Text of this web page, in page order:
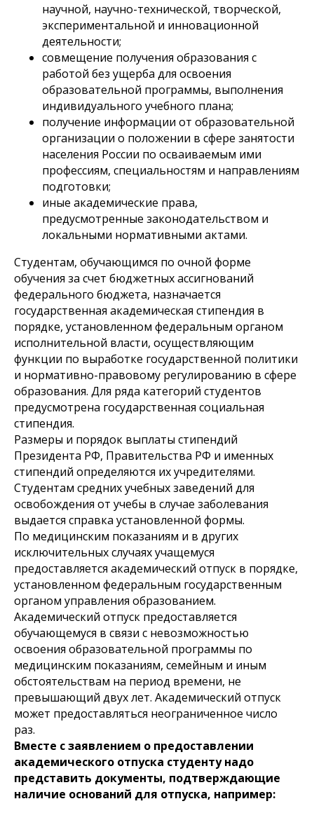
научной, научно-технической, творческой,
экспериментальной и инновационной
деятельности;
совмещение получения образования с
работой без ущерба для освоения
образовательной программы, выполнения
индивидуального учебного плана;
получение информации от образовательной
организации о положении в сфере занятости
населения России по осваиваемым ими
профессиям, специальностям и направлениям
подготовки;
иные академические права,
предусмотренные законодательством и
локальными нормативными актами.
Студентам, обучающимся по очной форме
обучения за счет бюджетных ассигнований
федерального бюджета, назначается
государственная академическая стипендия в
порядке, установленном федеральным органом
исполнительной власти, осуществляющим
функции по выработке государственной политики
и нормативно-правовому регулированию в сфере
образования. Для ряда категорий студентов
предусмотрена государственная социальная
стипендия.
Размеры и порядок выплаты стипендий
Президента РФ, Правительства РФ и именных
стипендий определяются их учредителями.
Студентам средних учебных заведений для
освобождения от учебы в случае заболевания
выдается справка установленной формы.
По медицинским показаниям и в других
исключительных случаях учащемуся
предоставляется академический отпуск в порядке,
установленном федеральным государственным
органом управления образованием.
Академический отпуск предоставляется
обучающемуся в связи с невозможностью
освоения образовательной программы по
медицинским показаниям, семейным и иным
обстоятельствам на период времени, не
превышающий двух лет. Академический отпуск
может предоставляться неограниченное число
раз.
Вместе с заявлением о предоставлении
академического отпуска студенту надо
представить документы, подтверждающие
наличие оснований для отпуска, например: